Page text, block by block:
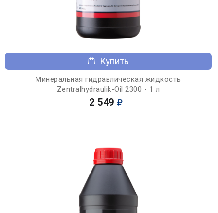
Купить
Минеральная гидравлическая жидкость
Zentralhydraulik-Oil 2300 - 1 л
2 549